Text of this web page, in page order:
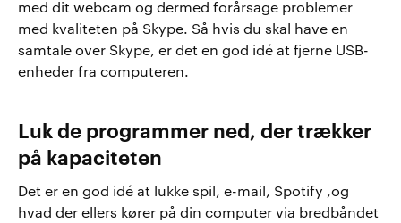
med dit webcam og dermed forårsage problemer
med kvaliteten på Skype. Så hvis du skal have en
samtale over Skype, er det en god idé at fjerne USB-
enheder fra computeren.
Luk de programmer ned, der trækker
på kapaciteten
Det er en god idé at lukke spil, e-mail, Spotify ,og
hvad der ellers kører på din computer via bredbåndet